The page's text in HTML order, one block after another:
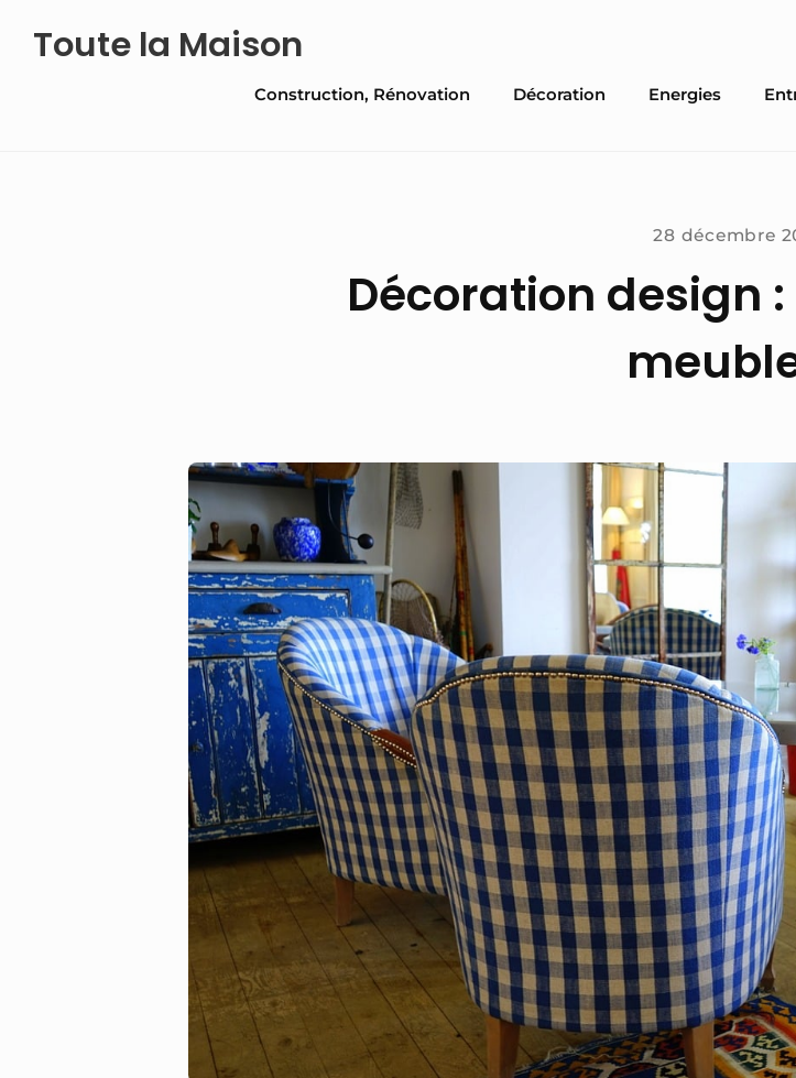
Toute la Maison
Site
Construction, Rénovation Décoration Energies
28 décembre
Décoration design